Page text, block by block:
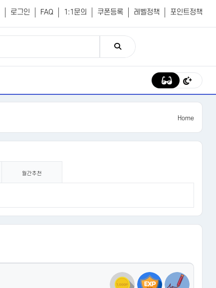
로그인 FAQ 1:1문의 쿠폰등록 레벨정책 포인트정책
Home
월간추천